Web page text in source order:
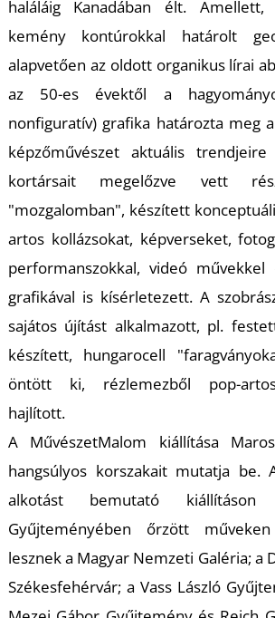
haláláig Kanadában élt.
kemény kontúrokkal határolt
alapvetően az oldott organikus lírai
az 50-es évektől a
nonfiguratív) grafika határozta meg
képzőművészet aktuális
kortársait megelőzve vett
"mozgalomban", készített
artos kollázsokat, képverseket,
performanszokkal, videó művekkel
grafikával is kísérletezett. A
sajátos újítást alkalmazott, pl.
készített, hungarocell
öntött ki, rézlemezből pop-
hajlított.
A MűvészetMalom kiállítása
hangsúlyos korszakait mutatja
alkotást bemutató
Gyűjteményében őrzött
lesznek a Magyar Nemzeti Galéria; a
Székesfehérvár; a Vass László